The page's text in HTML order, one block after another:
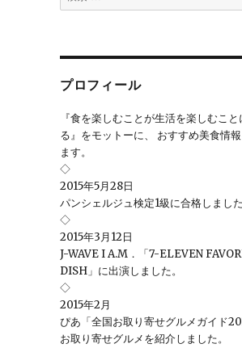
索
プロフィール
『食を楽しむことが生活を楽しむこ
る』をモットーに、 おすすめ美食情
ます。
◇
2015年5月28日
パンシェルジュ検定1級に合格しました
◇
2015年3月12日
J-WAVE I A.M．「7-ELEVEN
DISH」に出演しました。
◇
2015年2月
ぴあ「全国お取り寄せグルメガイド
お取り寄せグルメを紹介しました。